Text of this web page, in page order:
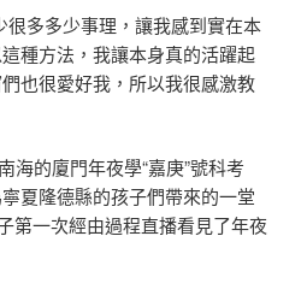
很多多少事理，讓我感到實在本
種方法，我讓本身真的活躍起
也很愛好我，所以我很感激教
海的廈門年夜學“嘉庚”號科考
夏隆德縣的孩子們帶來的一堂
第一次經由過程直播看見了年夜